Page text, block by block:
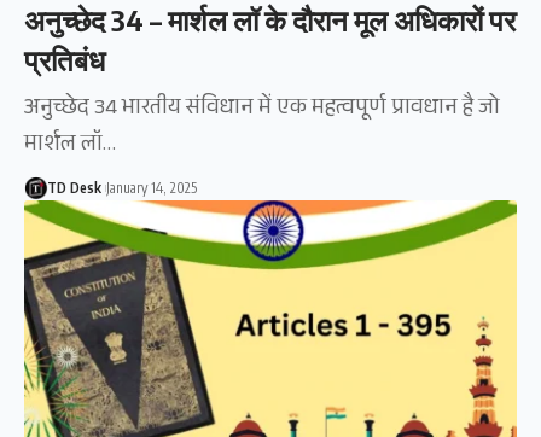
अनुच्छेद 34 – मार्शल लॉ के दौरान मूल अधिकारों पर
प्रतिबंध
अनुच्छेद 34 भारतीय संविधान में एक महत्वपूर्ण प्रावधान है जो
मार्शल लॉ…
TD Desk January 14, 2025